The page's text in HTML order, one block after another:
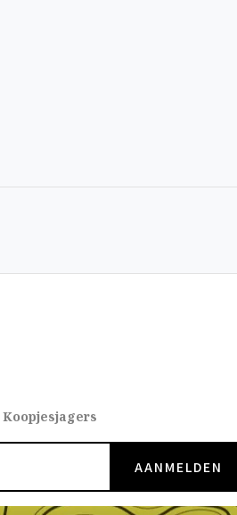
Koopjesjagers
AANMELDEN